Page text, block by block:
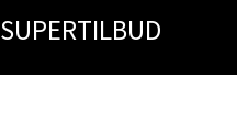
SUPERTILBUD